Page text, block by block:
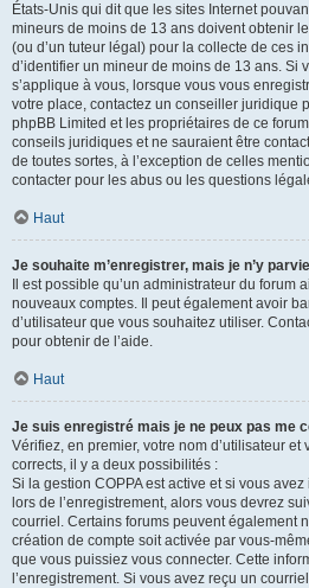
États-Unis qui dit que les sites Internet
mineurs de moins de 13 ans doivent obtenir
(ou d’un tuteur légal) pour la collecte de ces
d’identifier un mineur de moins de 13 ans. Si
s’applique à vous, lorsque vous vous
votre place, contactez un conseiller juridique
phpBB Limited et les propriétaires de ce
conseils juridiques et ne sauraient être
de toutes sortes, à l’exception de celles
contacter pour les abus ou les questions
Haut
Je souhaite m’enregistrer, mais je n’y
Il est possible qu’un administrateur du forum
nouveaux comptes. Il peut également avoir
d’utilisateur que vous souhaitez utiliser.
pour obtenir de l’aide.
Haut
Je suis enregistré mais je ne peux pas me
Vérifiez, en premier, votre nom d’utilisateur et
corrects, il y a deux possibilités :
Si la gestion COPPA est active et si vous
lors de l’enregistrement, alors vous devrez
courriel. Certains forums peuvent également
création de compte soit activée par vous-
que vous puissiez vous connecter. Cette
l’enregistrement. Si vous avez reçu un